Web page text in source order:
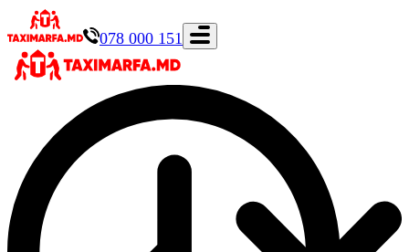
078 000 151